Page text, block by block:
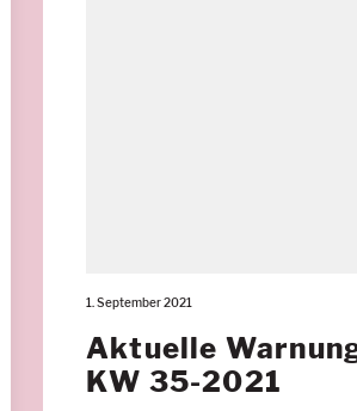
1. September 2021
Aktuelle
KW 35-2021